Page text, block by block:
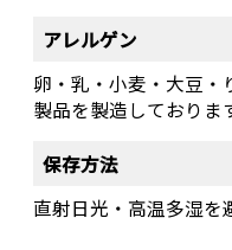
アレルゲン
卵・乳・小麦・大豆・
製品を製造しておりま
保存方法
直射日光・高温多湿を